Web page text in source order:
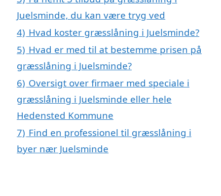
Juelsminde, du kan være tryg ved
4) Hvad koster græsslåning i Juelsminde?
5) Hvad er med til at bestemme prisen på
græsslåning i Juelsminde?
6) Oversigt over firmaer med speciale i
græsslåning i Juelsminde eller hele
Hedensted Kommune
7) Find en professionel til græsslåning i
byer nær Juelsminde